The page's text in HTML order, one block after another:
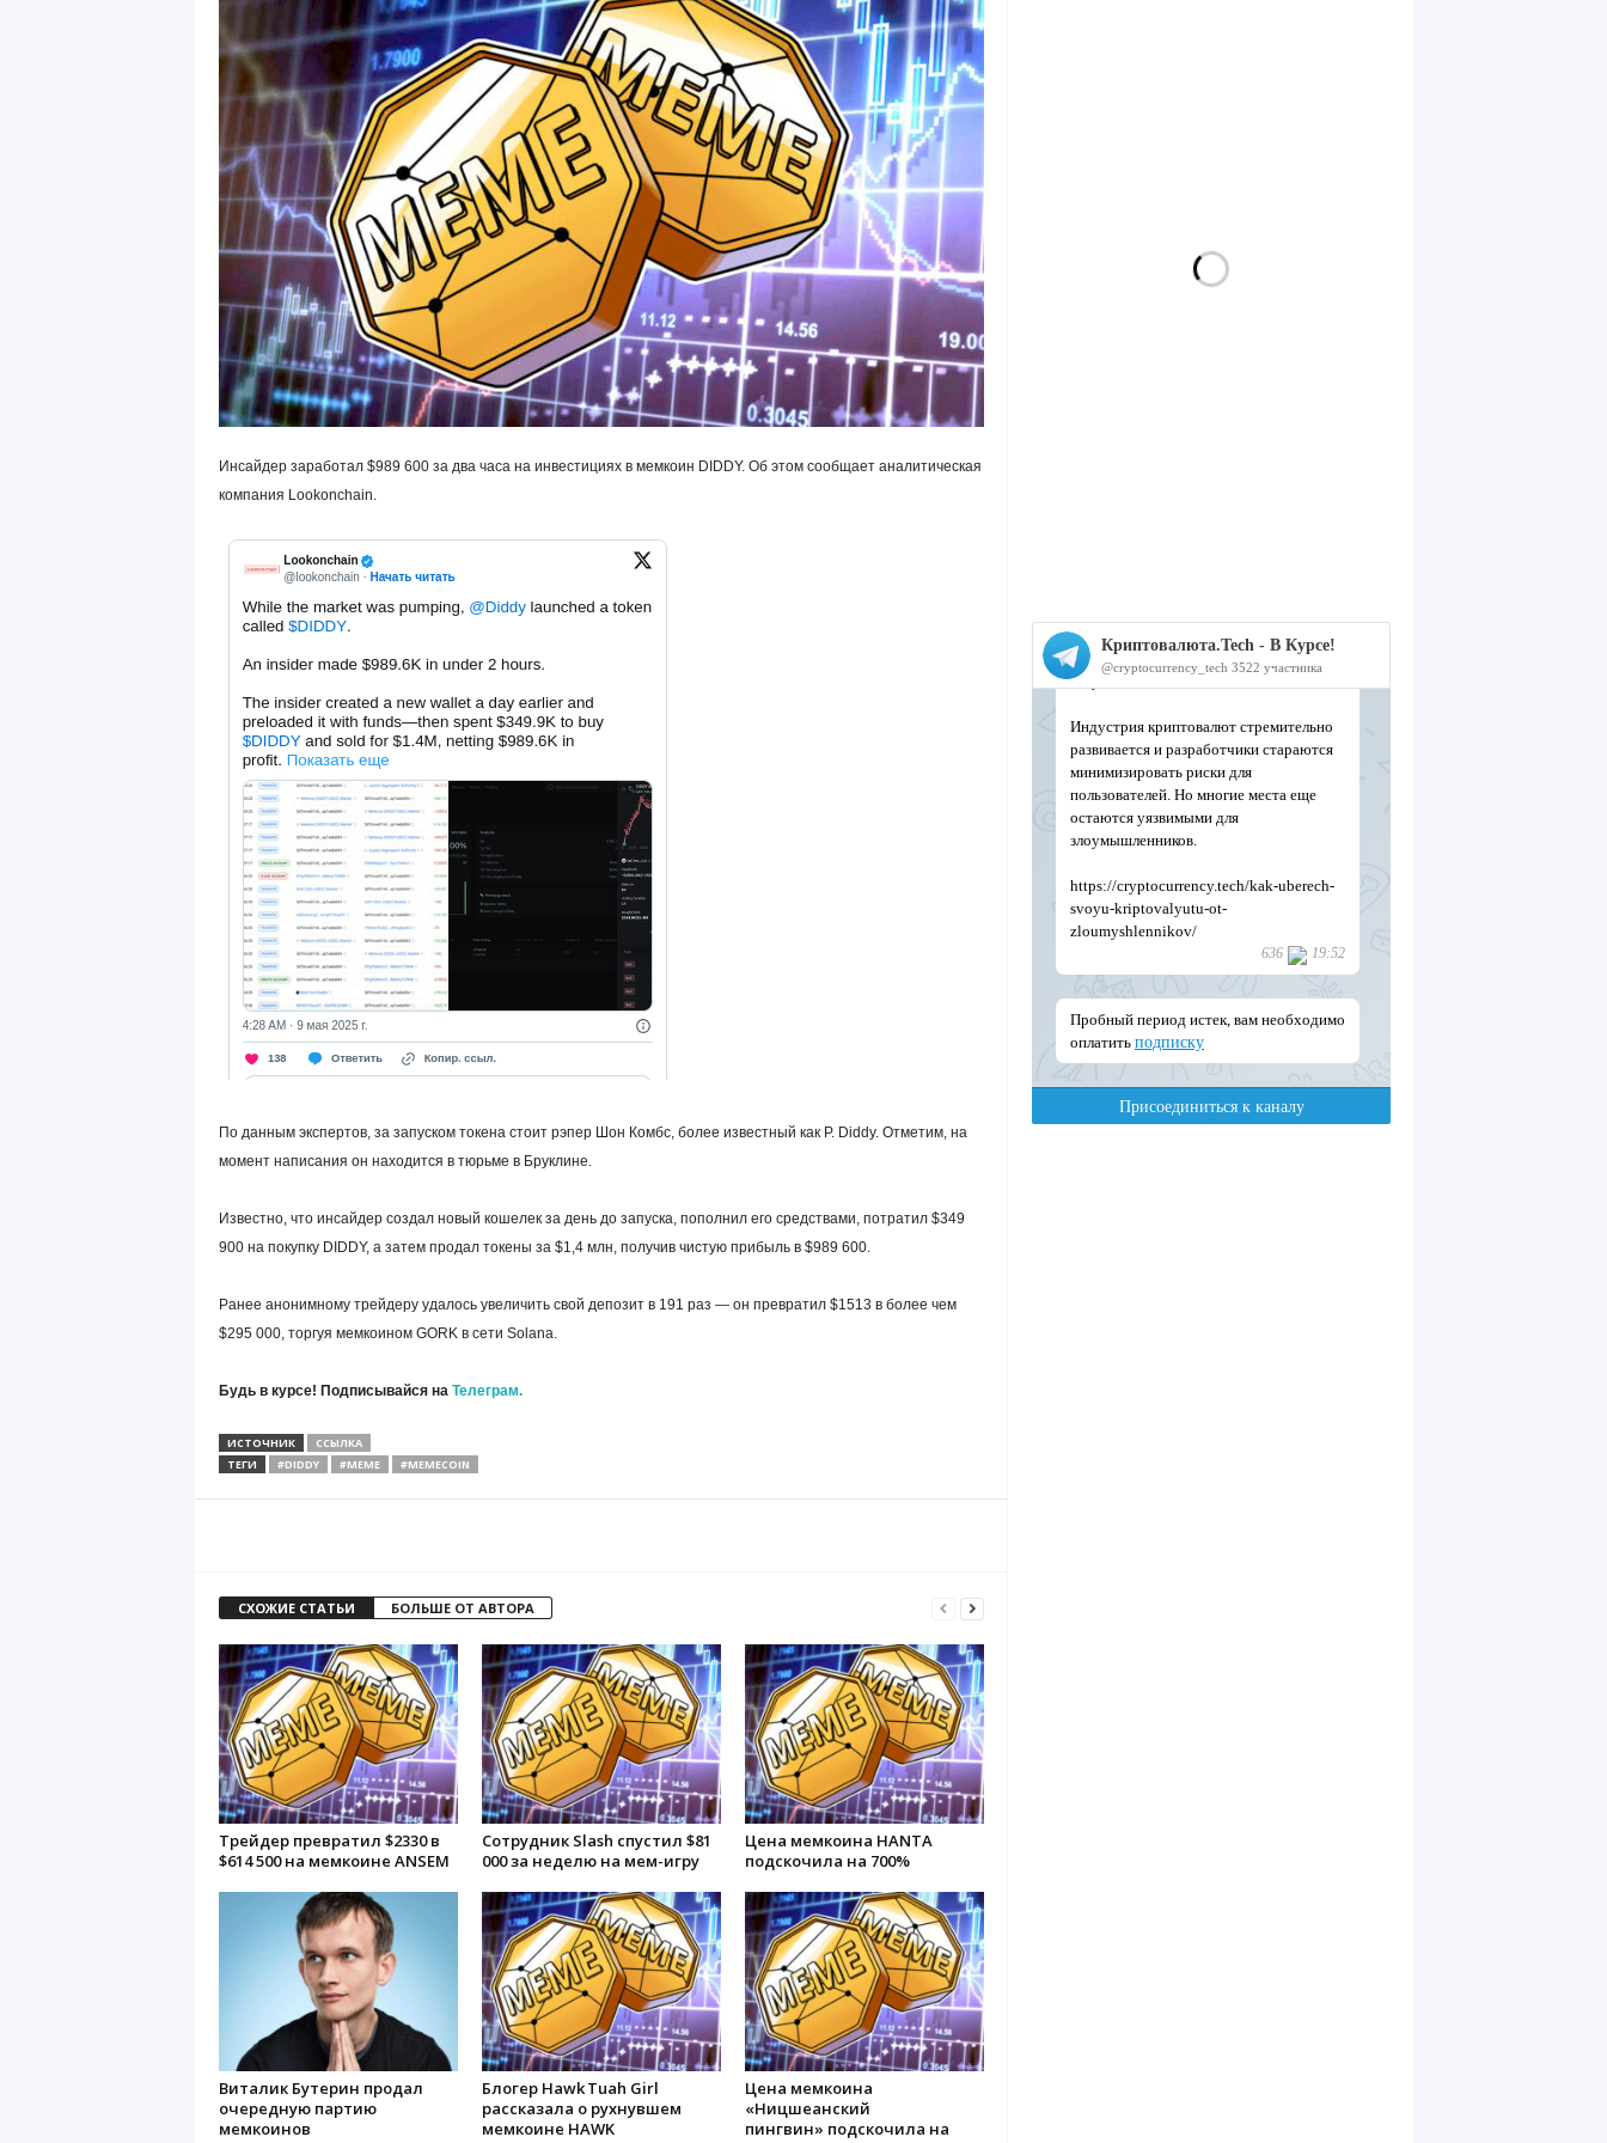
Инсайдер заработал $989 600 за два часа на инвестициях в мемкоин DIDDY. Об этом сообщает аналитическая
компания Lookonchain.
По данным экспертов, за запуском токена стоит рэпер Шон Комбс, более известный как P. Diddy. Отметим, на
момент написания он находится в тюрьме в Бруклине.
Известно, что инсайдер создал новый кошелек за день до запуска, пополнил его средствами, потратил $349
900 на покупку DIDDY, а затем продал токены за $1,4 млн, получив чистую прибыль в $989 600.
Ранее анонимному трейдеру удалось увеличить свой депозит в 191 раз — он превратил $1513 в более чем
$295 000, торгуя мемкоином GORK в сети Solana.
Будь в курсе! Подписывайся на Телеграм.
ИСТОЧНИК
ССЫЛКА
ТЕГИ
#DIDDY #MEME #MEMECOIN
СХОЖИЕ СТАТЬИ БОЛЬШЕ ОТ АВТОРА
Трейдер превратил $2330 в
$614 500 на мемкоине ANSEM
Сотрудник Slash спустил $81
000 за неделю на мем-игру
Цена мемкоина HANTA
подскочила на 700%
Виталик Бутерин продал
очередную партию
мемкоинов
Блогер Hawk Tuah Girl
рассказала о рухнувшем
мемкоине HAWK
Цена мемкоина
«Ницшеанский
пингвин» подскочила на